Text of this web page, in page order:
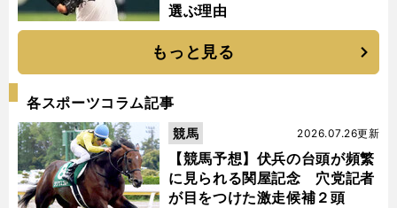
選ぶ理由
もっと見る
各スポーツコラム記事
【競馬予想】伏兵の台頭が頻繁
に見られる関屋記念 穴党記者
が目をつけた激走候補２頭
2026.07.26更新
競馬